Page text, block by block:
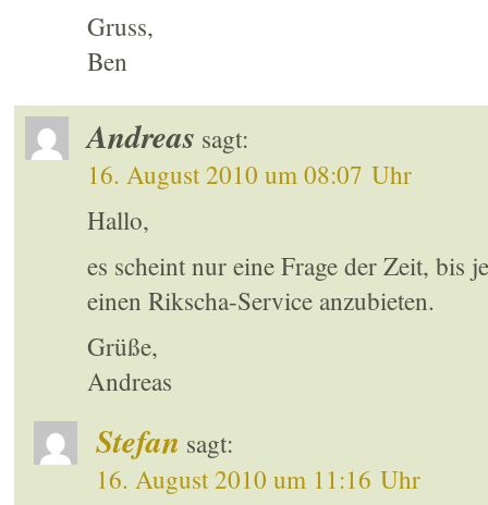
Gruss,
Ben
Andreas sagt:
16. August 2010 um 08:07 Uhr
Hallo,
es scheint nur eine Frage der Zeit, bis
einen Rikscha-Service anzubieten.
Grüße,
Andreas
Stefan sagt:
16. August 2010 um 11:16 Uhr